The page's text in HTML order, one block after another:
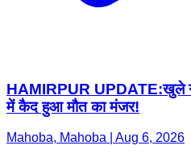
HAMIRPUR UPDATE:खुले
में कैद हुआ मौत का मंजर!
Mahoba, Mahoba | Aug 6, 2026